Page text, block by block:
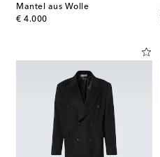
Mantel aus Wolle
€ 4.000
original price